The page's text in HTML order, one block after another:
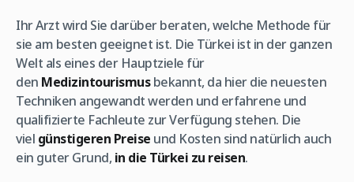
Ihr Arzt wird Sie darüber beraten, welche Methode für
sie am besten geeignet ist. Die Türkei ist in der ganzen
Welt als eines der Hauptziele für
den Medizintourismusbekannt, da hier die neuesten
Techniken angewandt werden und erfahrene und
qualifizierte Fachleute zur Verfügung stehen. Die
viel günstigeren Preise und Kosten sind natürlich auch
ein guter Grund, in die Türkei zu reisen.